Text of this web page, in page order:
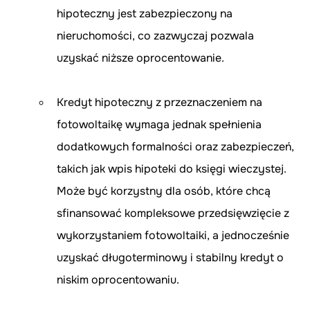
hipoteczny jest zabezpieczony na
nieruchomości, co zazwyczaj pozwala
uzyskać niższe oprocentowanie.
Kredyt hipoteczny z przeznaczeniem na
fotowoltaikę wymaga jednak spełnienia
dodatkowych formalności oraz zabezpieczeń,
takich jak wpis hipoteki do księgi wieczystej.
Może być korzystny dla osób, które chcą
sfinansować kompleksowe przedsięwzięcie z
wykorzystaniem fotowoltaiki, a jednocześnie
uzyskać długoterminowy i stabilny kredyt o
niskim oprocentowaniu.